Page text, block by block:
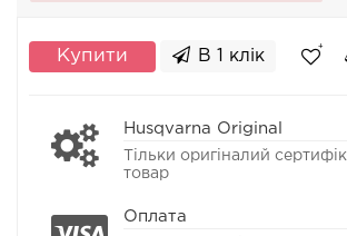
Купити В 1 клік
Husqvarna Original
Тільки оригіналий
товар
Оплата